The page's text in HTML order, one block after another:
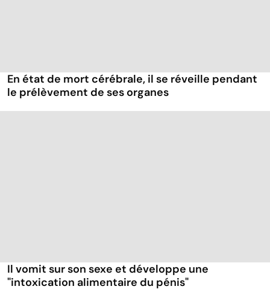
En état de mort cérébrale, il se réveille pendant
le prélèvement de ses organes
Il vomit sur son sexe et développe une
"intoxication alimentaire du pénis"